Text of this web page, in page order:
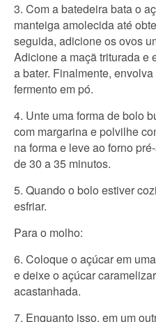
3. Com a batedeira bata o
manteiga amolecida até
seguida, adicione os ovos
Adicione a maçã triturada e
a bater. Finalmente,
fermento em pó.
4. Unte uma forma de bolo
com margarina e polvilhe
na forma e leve ao forno
de 30 a 35 minutos.
5. Quando o bolo estiver
esfriar.
Para o molho:
6. Coloque o açúcar em
e deixe o açúcar
acastanhada.
7. Enquanto isso, em um